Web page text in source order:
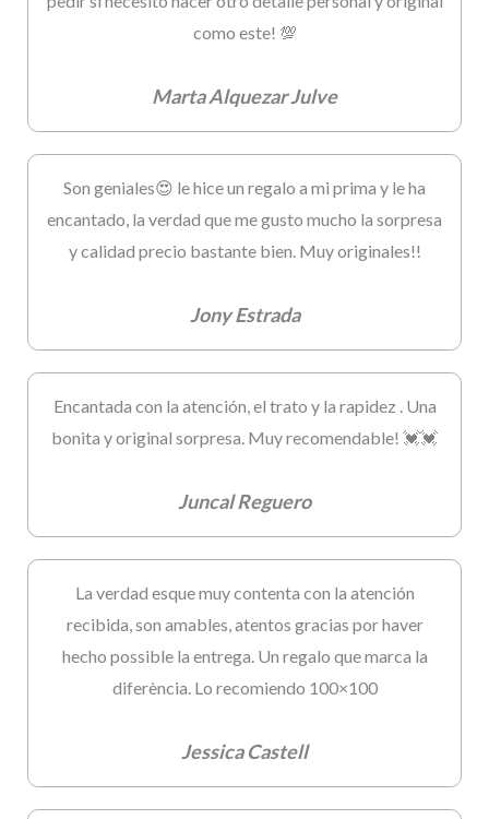
como este! 💯
Marta Alquezar Julve
Son geniales😍 le hice un regalo a mi prima y le ha
encantado, la verdad que me gusto mucho la sorpresa
y calidad precio bastante bien. Muy originales!!
Jony Estrada
Encantada con la atención, el trato y la rapidez . Una
bonita y original sorpresa. Muy recomendable! 💓💓
Juncal Reguero
La verdad esque muy contenta con la atención
recibida, son amables, atentos gracias por haver
hecho possible la entrega. Un regalo que marca la
diferència. Lo recomiendo 100×100
Jessica Castell